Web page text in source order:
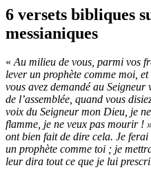
6 versets bibliques
messianiques
«Au milieu de vous, parmi vos
lever un prophète comme moi, et
vous avez demandé au
de l’assemblée, quand vous
voix du Seigneur mon Dieu, je
flamme, je ne veux pas mourir !
ont bien fait de dire cela. Je
un prophète comme toi ; je
leur dira tout ce que je lui